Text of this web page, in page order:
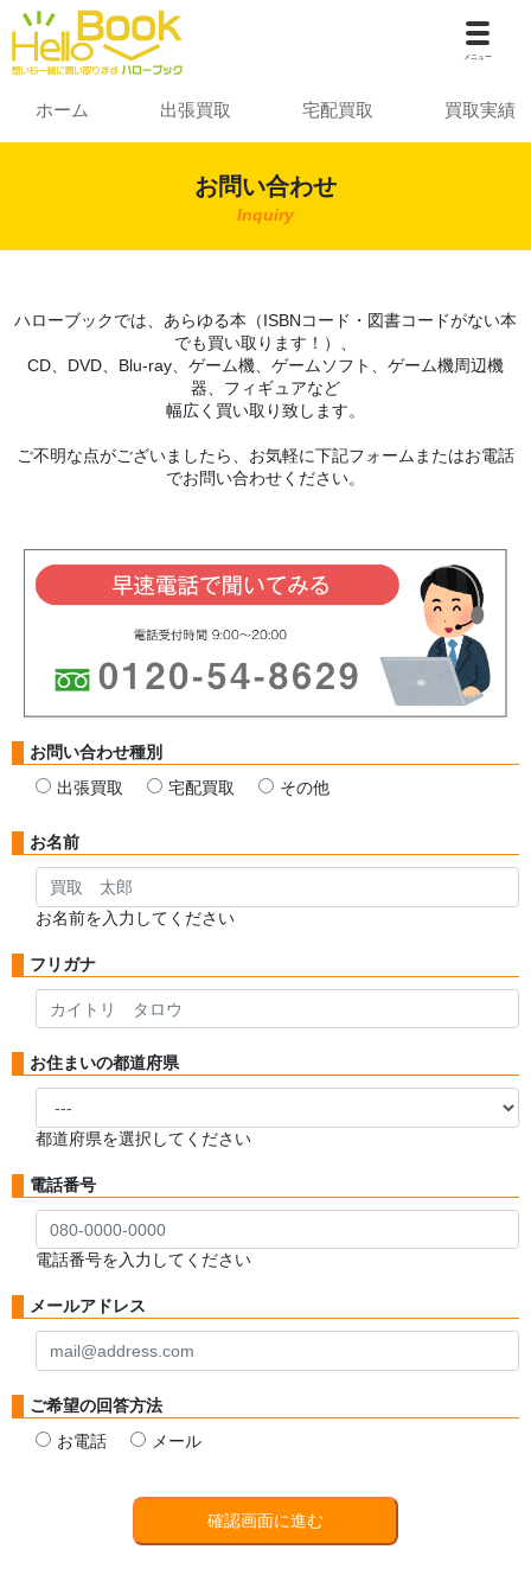
メニュー
ホーム 出張買取 宅配買取 買取実績
お問い合わせ
Inquiry
ハローブックでは、あらゆる本（ISBNコード・図書コードがない本
でも買い取ります！）、
CD、DVD、Blu-ray、ゲーム機、ゲームソフト、ゲーム機周辺機
器、フィギュアなど
幅広く買い取り致します。
ご不明な点がございましたら、お気軽に下記フォームまたはお電話
でお問い合わせください。
お問い合わせ種別
出張買取
宅配買取 その他
お名前
お名前を入力してください
フリガナ
お住まいの都道府県
都道府県を選択してください
電話番号
電話番号を入力してください
メールアドレス
ご希望の回答方法
お電話
メール
確認画面に進む